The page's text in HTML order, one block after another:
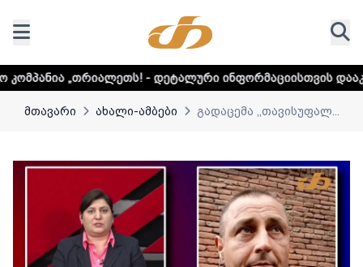
- დეტალური ინფორმაციისთვის დააკლიკეთ ლინკს
მთავარი ახალი-ამბები გადაცემა ,,თავისუფალ...